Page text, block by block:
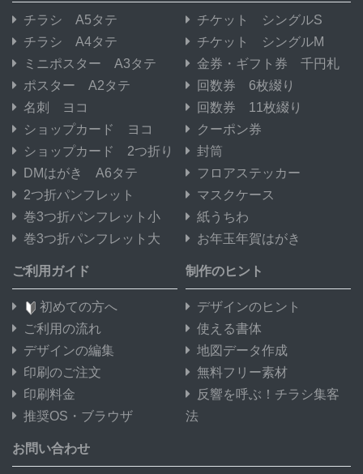
チラシ A5タテ
チラシ A4タテ
ミニポスター A3タテ
ポスター A2タテ
名刺 ヨコ
ショップカード ヨコ
ショップカード 2つ折り
DMはがき A6タテ
2つ折パンフレット
巻3つ折パンフレット小
巻3つ折パンフレット大
チケット シングルS
チケット シングルM
金券・ギフト券 千円札
回数券 6枚綴り
回数券 11枚綴り
クーポン券
封筒
フロアステッカー
マスクケース
紙うちわ
お年玉年賀はがき
ご利用ガイド
初めての方へ
ご利用の流れ
デザインの編集
印刷のご注文
印刷料金
推奨OS・ブラウザ
制作のヒント
デザインのヒント
使える書体
地図データ作成
無料フリー素材
反響を呼ぶ！チラシ集客
法
お問い合わせ